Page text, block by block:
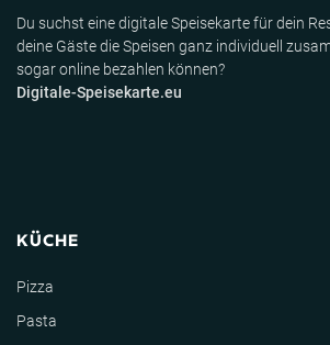
Du suchst eine digitale Speisekarte für dein
deine Gäste die Speisen ganz individuell
sogar online bezahlen können?
Digitale-Speisekarte.eu
KÜCHE
Pizza
Pasta